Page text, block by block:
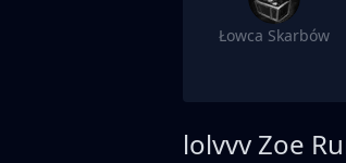
Łowca Skarbów
lolvvv Zoe